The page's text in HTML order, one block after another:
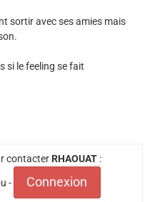
sortir avec ses amies mais
si le feeling se fait
contacter RHAOUAT :
- Connexion